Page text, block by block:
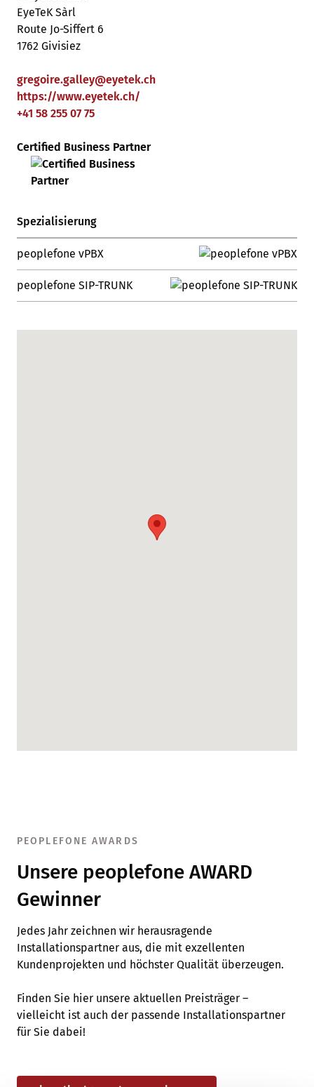
EyeTeK Sàrl
Route Jo-Siffert 6
1762 Givisiez
gregoire.galley@eyetek.ch
https://www.eyetek.ch/
+41 58 255 07 75
Certified Business Partner
Spezialisierung
peoplefone vPBX
peoplefone SIP-TRUNK
PEOPLEFONE AWARDS
Unsere peoplefone AWARD
Gewinner
Jedes Jahr zeichnen wir herausragende
Installationspartner aus, die mit exzellenten
Kundenprojekten und höchster Qualität überzeugen.
Finden Sie hier unsere aktuellen Preisträger –
vielleicht ist auch der passende Installationspartner
für Sie dabei!